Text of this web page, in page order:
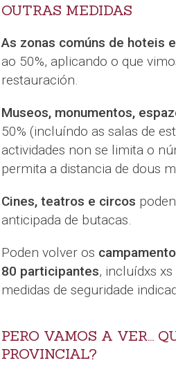
OUTRAS MEDIDAS
As zonas comúns de hoteis
ao 50%, aplicando o que
restauración.
Museos, monumentos,
50% (incluíndo as salas de
actividades non se limita o
permita a distancia de dous
Cines, teatros e circos
anticipada de butacas.
Poden volver os
80 participantes, incluídxs
medidas de seguridade
PERO VAMOS A VER...
PROVINCIAL?